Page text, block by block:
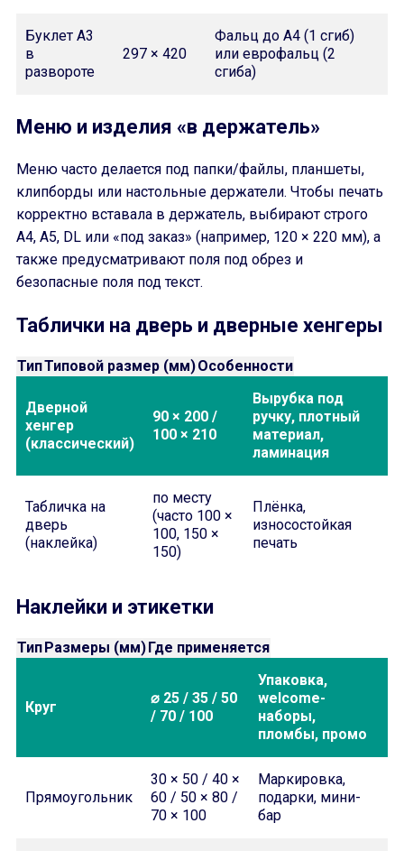
Буклет A3
в
развороте
297 × 420
Фальц до A4 (1 сгиб)
или еврофальц (2
сгиба)
Меню и изделия «в держатель»
Меню часто делается под папки/файлы, планшеты,
клипборды или настольные держатели. Чтобы печать
корректно вставала в держатель, выбирают строго
A4, A5, DL или «под заказ» (например, 120 × 220 мм), а
также предусматривают поля под обрез и
безопасные поля под текст.
Таблички на дверь и дверные хенгеры
ТипТиповой размер (мм)Особенности
Дверной
хенгер
(классический)
90 × 200 /
100 × 210
Вырубка под
ручку, плотный
материал,
ламинация
Табличка на
дверь
(наклейка)
по месту
(часто 100 ×
100, 150 ×
150)
Плёнка,
износостойкая
печать
Наклейки и этикетки
ТипРазмеры (мм)Где применяется
Круг
⌀ 25 / 35 / 50
/ 70 / 100
Упаковка,
welcome-
наборы,
пломбы, промо
Прямоугольник
30 × 50 / 40 ×
60 / 50 × 80 /
70 × 100
Маркировка,
подарки, мини-
бар